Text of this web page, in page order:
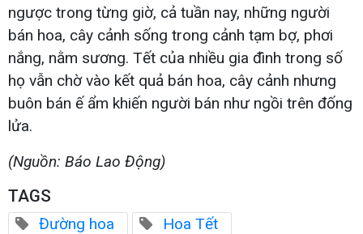
ngược trong từng giờ, cả tuần nay, những người
bán hoa, cây cảnh sống trong cảnh tạm bợ, phơi
nắng, nằm sương. Tết của nhiều gia đình trong số
họ vẫn chờ vào kết quả bán hoa, cây cảnh nhưng
buôn bán ế ẩm khiến người bán như ngồi trên đống
lửa.
(Nguồn: Báo Lao Động)
TAGS
Đường hoa
Hoa Tết